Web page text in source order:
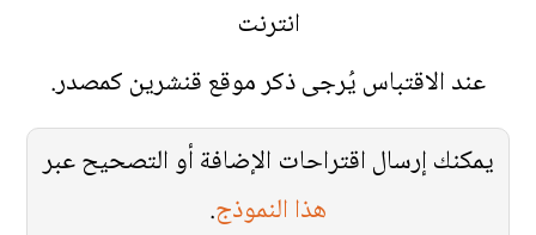
انترنت
عند الاقتباس يُرجى ذكر موقع قنشرين كمصدر.
يمكنك إرسال اقتراحات الإضافة أو التصحيح عبر
هذا النموذج.